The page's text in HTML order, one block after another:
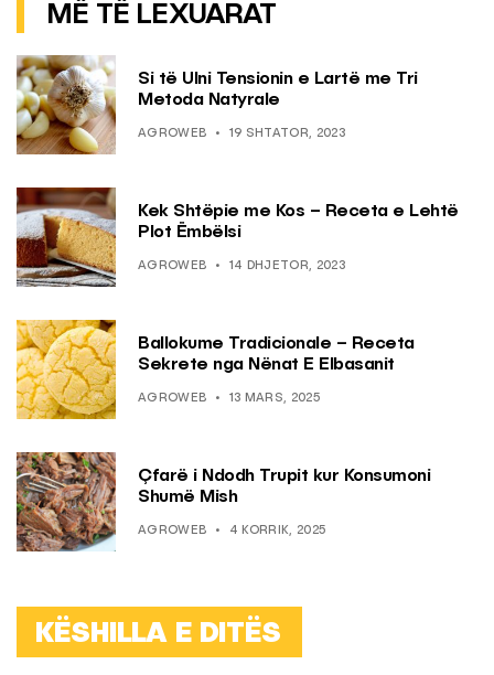
MË TË LEXUARAT
Si të Ulni Tensionin e Lartë me Tri
Metoda Natyrale
AGROWEB 19 SHTATOR, 2023
Kek Shtëpie me Kos – Receta e Lehtë
Plot Ëmbëlsi
AGROWEB 14 DHJETOR, 2023
Ballokume Tradicionale – Receta
Sekrete nga Nënat E Elbasanit
AGROWEB 13 MARS, 2025
Çfarë i Ndodh Trupit kur Konsumoni
Shumë Mish
AGROWEB 4 KORRIK, 2025
KËSHILLA E DITËS